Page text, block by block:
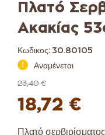
Πλατό
Ακακίας
Κωδικος: 30.80105
Αναμένεται
23,40 €
18,72 €
Πλατό